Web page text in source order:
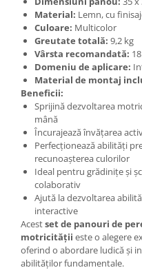
Secventialitate
Sortare si numarare
Stiinte
Mărgele de călcat HAMA
Hama Maxi Sticks
Margele HAMA MAXI
Mărgele HAMA MIDI
Mărgele HAMA MINI
Perceperea timpului -
Stimulare senzoriala
Stimulare auditiva
Stimulare olfactivă
Stimulare tactila
Stimulare vizuala
Material: Lemn, cu
Culoare: Multicolor
Greutate totală: 9,2 kg
Vârsta recomandată:
Domeniu de aplicare:
Material de montaj
Beneficii:
Sprijină dezvoltarea
mână
Încurajează învățarea
Perfecționează abilități
recunoașterea culorilor
Ideal pentru grădinițe și
colaborativ
Ajută la dezvoltarea
interactive
Acestset de panouri de
motricității este o alegere
oferind o abordare ludică și
abilităților fundamentale.